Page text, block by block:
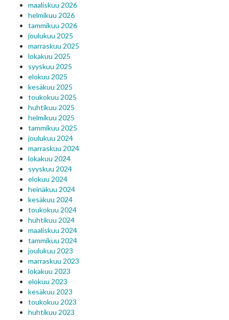
maaliskuu 2026
helmikuu 2026
tammikuu 2026
joulukuu 2025
marraskuu 2025
lokakuu 2025
syyskuu 2025
elokuu 2025
kesäkuu 2025
toukokuu 2025
huhtikuu 2025
helmikuu 2025
tammikuu 2025
joulukuu 2024
marraskuu 2024
lokakuu 2024
syyskuu 2024
elokuu 2024
heinäkuu 2024
kesäkuu 2024
toukokuu 2024
huhtikuu 2024
maaliskuu 2024
tammikuu 2024
joulukuu 2023
marraskuu 2023
lokakuu 2023
elokuu 2023
kesäkuu 2023
toukokuu 2023
huhtikuu 2023